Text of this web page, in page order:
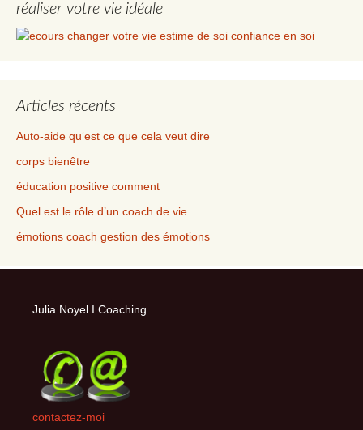
réaliser votre vie idéale
Articles récents
Auto-aide qu‘est ce que cela veut dire
corps bienêtre
éducation positive comment
Quel est le rôle d’un coach de vie
émotions coach gestion des émotions
Julia Noyel I Coaching
contactez-moi